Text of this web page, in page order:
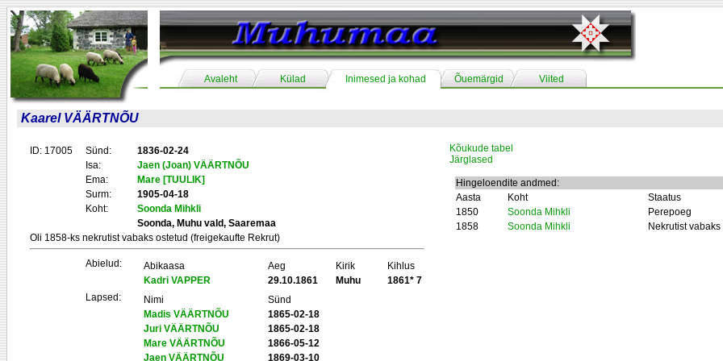
Avaleht Külad Inimesed ja kohad Õuemärgid Viited
Kaarel VÄÄRTNÕU
ID: 17005 Sünd:
1836-02-24
Isa:
Jaen (Joan) VÄÄRTNÕU
Ema:
Mare [TUULIK]
Surm:
1905-04-18
Koht:
Soonda Mihkli
Soonda, Muhu vald, Saaremaa
Oli 1858-ks nekrutist vabaks ostetud (freigekaufte Rekrut)
Abielud: Abikaasa Aeg Kirik
Kihlus
Kadri VAPPER
29.10.1861 Muhu
1861* 7
Lapsed:
Nimi
Sünd
Madis VÄÄRTNÕU
1865-02-18
Juri VÄÄRTNÕU
1865-02-18
Mare VÄÄRTNÕU
1866-05-12
Jaen VÄÄRTNÕU
1869-03-10
Kõukude tabel
Järglased
Hingeloendite andmed:
Aasta
Koht
Staatus
1850
Soonda Mihkli
Perepoeg
1858
Soonda Mihkli Nekrutist vabaks